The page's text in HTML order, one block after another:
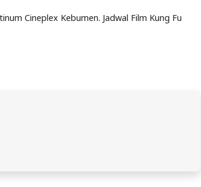
Cineplex Kebumen. Jadwal Film Kung Fu